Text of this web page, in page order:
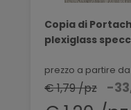
Copia di
plexiglass
prezzo a partire da
€ 1,79 /pz -